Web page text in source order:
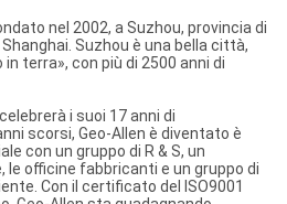
nel 2002, a Suzhou, provincia di
Suzhou è una bella città,
terra», con più di 2500 anni di
i suoi 17 anni di
scorsi, Geo-Allen è diventato è
con un gruppo di R & S, un
officine fabbricanti e un gruppo di
Con il certificato del ISO9001